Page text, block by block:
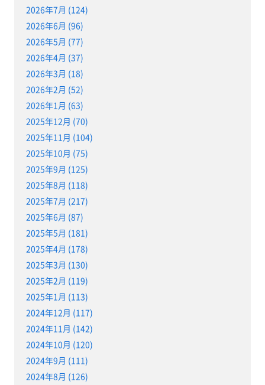
2026年7月 (124)
2026年6月 (96)
2026年5月 (77)
2026年4月 (37)
2026年3月 (18)
2026年2月 (52)
2026年1月 (63)
2025年12月 (70)
2025年11月 (104)
2025年10月 (75)
2025年9月 (125)
2025年8月 (118)
2025年7月 (217)
2025年6月 (87)
2025年5月 (181)
2025年4月 (178)
2025年3月 (130)
2025年2月 (119)
2025年1月 (113)
2024年12月 (117)
2024年11月 (142)
2024年10月 (120)
2024年9月 (111)
2024年8月 (126)